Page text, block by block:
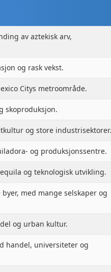
av aztekisk arv,
og rask vekst.
Citys metroområde.
skoproduksjon.
og store industrisektorer.
og produksjonssentre.
og teknologisk utvikling.
med mange selskaper og
og urban kultur.
handel, universiteter og